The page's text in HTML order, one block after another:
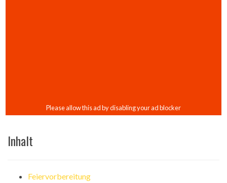
Inhalt
Feiervorbereitung